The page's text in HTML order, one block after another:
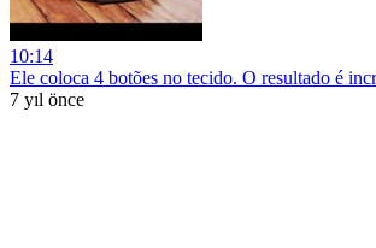
10:14
Ele coloca 4 botões no tecido. O resultado é
7 yıl önce